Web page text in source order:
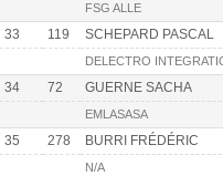
FSG ALLE
33 119 SCHEPARD PASCAL
DELECTRO
34 72 GUERNE SACHA
EMLASASA
35 278 BURRI FRÉDÉRIC
N/A